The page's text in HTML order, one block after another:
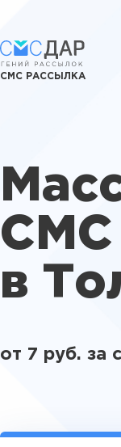
СМС РАССЫЛКА
СМС
в
от 7 руб. за